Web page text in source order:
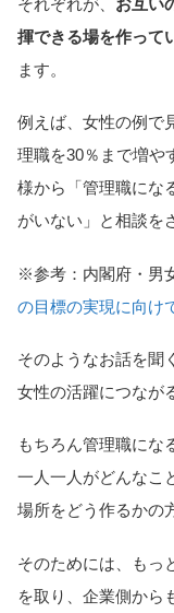
揮できる場を作って
ます。
例えば、女性の例で
理職を30％まで増や
様から「管理職にな
がいない」と相談を
※参考：内閣府・男
の目標の実現に向け
そのようなお話を聞
女性の活躍につなが
もちろん管理職にな
一人一人がどんなこ
場所をどう作るかの
そのためには、もっ
を取り、企業側から